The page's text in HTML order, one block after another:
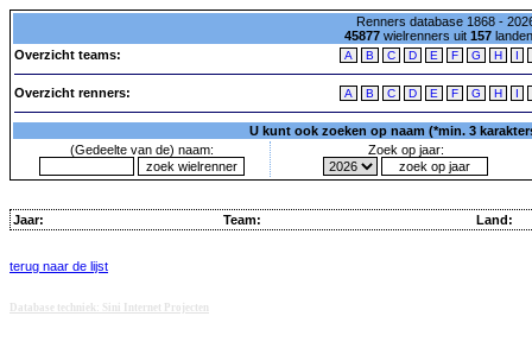
Renners database 1868 -
45877wielrenners uit 157
Overzicht teams:
A B C D E F G H I
Overzicht renners: A B C D E F G H I
U kunt ook zoeken op naam (*min. 3
(Gedeelte van de) naam:
Zoek op jaar:
Jaar: Team: Land:
terug naar de lijst
Database techniek: Sini Internet Projecten